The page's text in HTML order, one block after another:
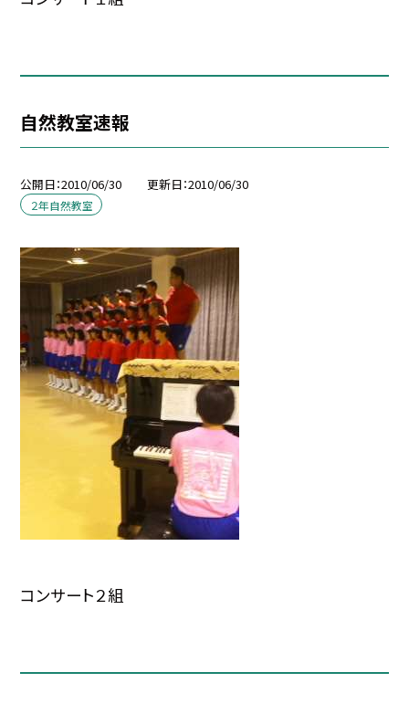
自然教室速報
公開日 2010/06/30 更新日 2010/06/30
２年自然教室
コンサート２組